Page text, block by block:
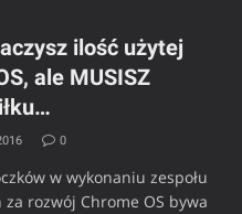
ilość użytej
ale MUSISZ
0
w wykonaniu zespołu
rozwój Chrome OS bywa